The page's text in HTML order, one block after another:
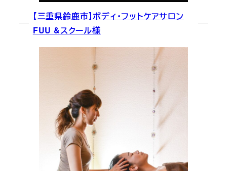
【三重県鈴鹿市】ボディ・フットケアサロン
FUU &スクール様